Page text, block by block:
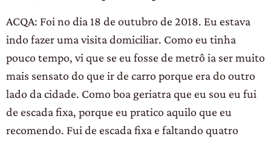
ACQA: Foi no dia 18 de outubro de 2018. Eu estava
indo fazer uma visita domiciliar. Como eu tinha
pouco tempo, vi que se eu fosse de metrô ia ser muito
mais sensato do que ir de carro porque era do outro
lado da cidade. Como boa geriatra que eu sou eu fui
de escada fixa, porque eu pratico aquilo que eu
recomendo. Fui de escada fixa e faltando quatro